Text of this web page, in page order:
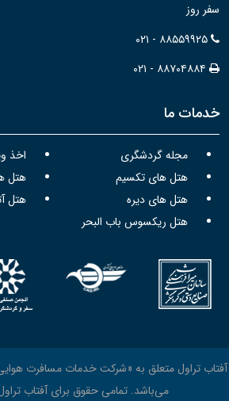
سفر روز
۰۲۱ - ۸۸۵۵۹۹۲۵
۰۲۱ - ۸۸۷۰۴۸۸۴
خدمات ما
مجله گردشگری
اخذ
هتل های تکسیم
هتل
هتل های دیره
هتل
هتل ریکسوس باب البحر
آفتاب تراول متعلق به «شرکت خدمات مسافرت
می‌باشد. تمامی حقوق برای آفتاب